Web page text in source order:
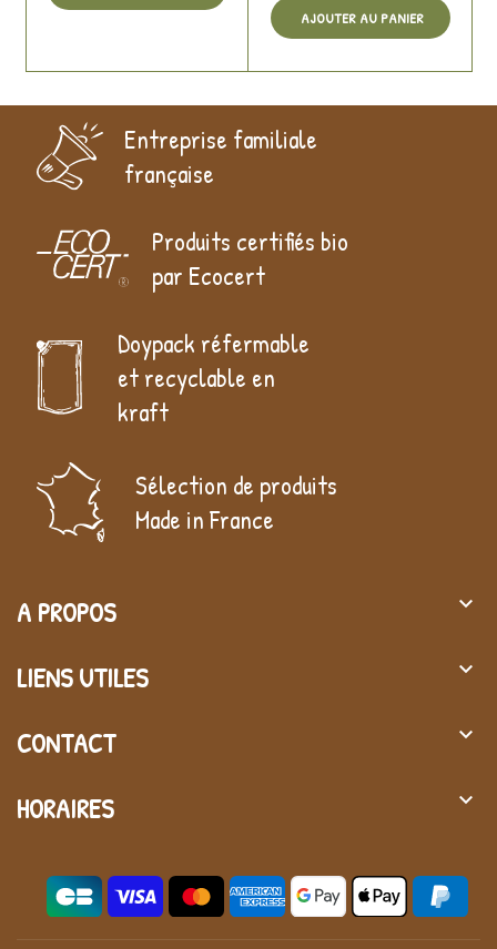
AJOUTER AU PANIER
Entreprise familiale
française
Produits certifiés bio
par Ecocert
Doypack réfermable
et recyclable en
kraft
Sélection de produits
Made in France
A PROPOS keyboard_arrow_down
LIENS UTILES keyboard_arrow_down
CONTACT keyboard_arrow_down
HORAIRES keyboard_arrow_down